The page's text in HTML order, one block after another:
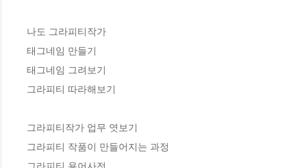
나도 그라피티작가
태그네임 만들기
태그네임 그려보기
그라피티 따라해보기
그라피티작가 업무 엿보기
그라피티 작품이 만들어지는 과정